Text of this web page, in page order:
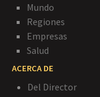
Mundo
Regiones
Empresas
Salud
ACERCA DE
Del Director